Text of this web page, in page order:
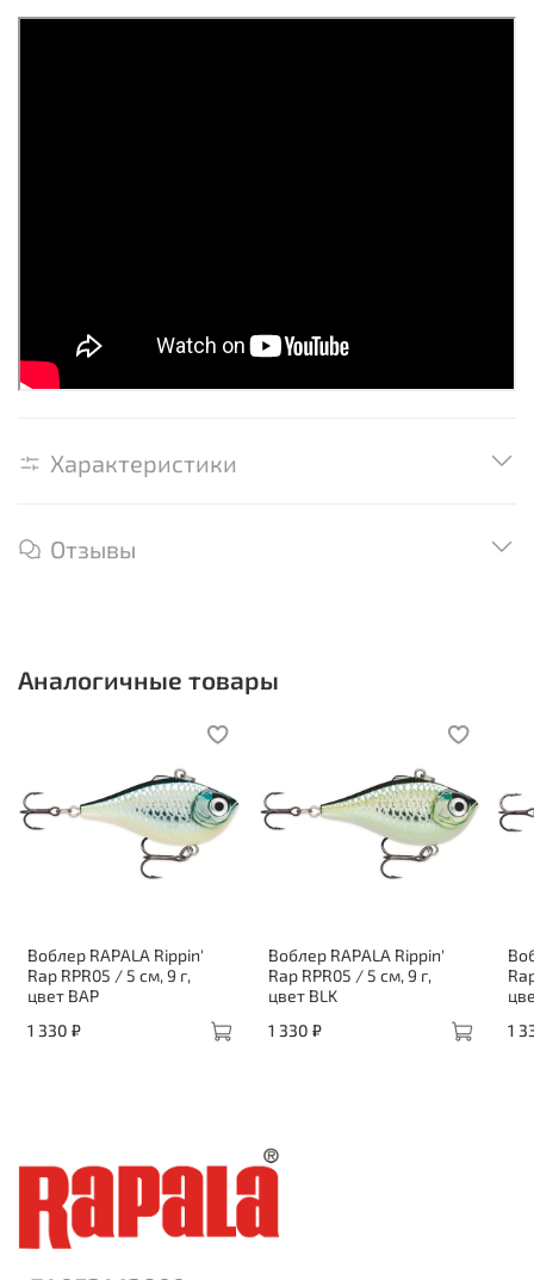
Характеристики
Отзывы
Аналогичные товары
Воблер RAPALA Rippin'
Rap RPR05 / 5 см, 9 г,
цвет BAP
1 330 ₽
Воблер RAPALA Rippin'
Rap RPR05 / 5 см, 9 г,
цвет BLK
1 330 ₽
1